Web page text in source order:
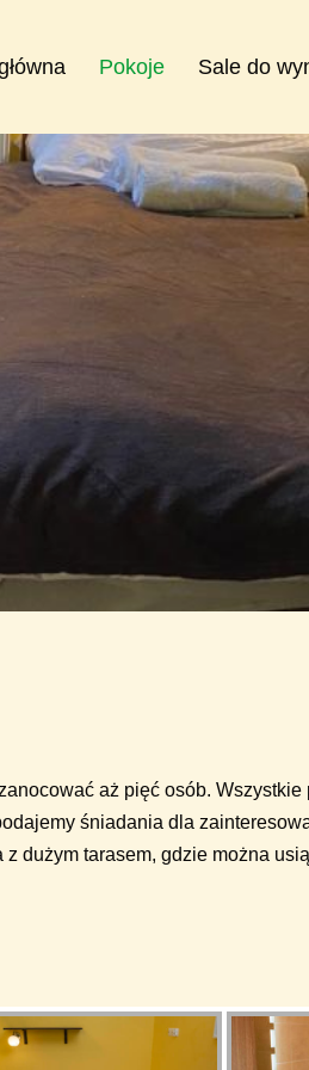
Pokoje Sale do
aż pięć osób.
śniadania dla
dużym tarasem, gdzie można